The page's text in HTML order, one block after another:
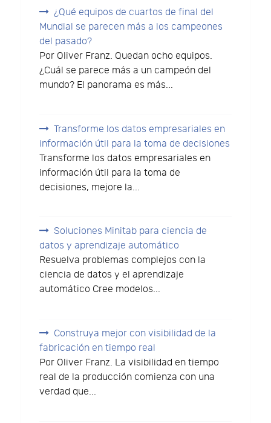
¿Qué equipos de cuartos de final del
Mundial se parecen más a los campeones
del pasado?
Por Oliver Franz. Quedan ocho equipos.
¿Cuál se parece más a un campeón del
mundo? El panorama es más...
Transforme los datos empresariales en
información útil para la toma de decisiones
Transforme los datos empresariales en
información útil para la toma de
decisiones, mejore la...
Soluciones Minitab para ciencia de
datos y aprendizaje automático
Resuelva problemas complejos con la
ciencia de datos y el aprendizaje
automático Cree modelos...
Construya mejor con visibilidad de la
fabricación en tiempo real
Por Oliver Franz. La visibilidad en tiempo
real de la producción comienza con una
verdad que...